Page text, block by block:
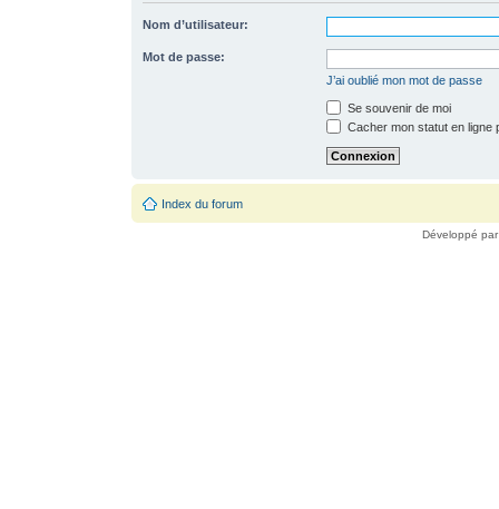
Nom d’utilisateur:
Mot de passe:
J’ai oublié mon mot de passe
Se souvenir de moi
Cacher mon statut en ligne
Index du forum
Développé